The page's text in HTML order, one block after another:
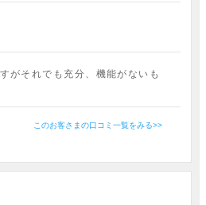
がそれでも充分、機能がないも
このお客さまの口コミ一覧をみる>>